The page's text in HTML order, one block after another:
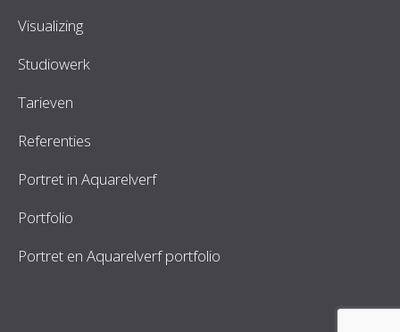
Visualizing
Studiowerk
Tarieven
Referenties
Portret in Aquarelverf
Portfolio
Portret en Aquarelverf portfolio